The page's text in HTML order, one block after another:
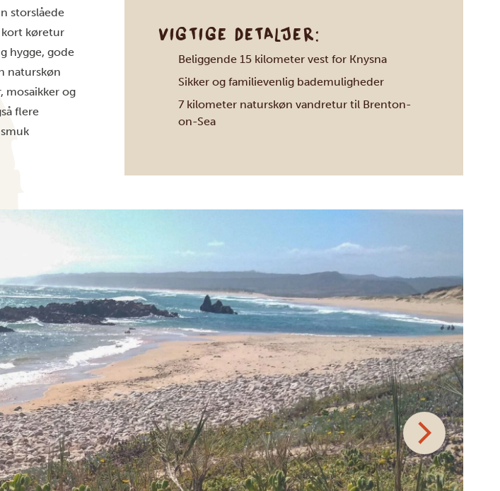
storslåede
kort køretur
hygge, gode
naturskøn
mosaikker og
flere
VIGTIGE DETALJER:
Beliggende 15 kilometer vest for Knysna
Sikker og familievenlig bademuligheder
7 kilometer naturskøn vandretur til Brenton-
on-Sea